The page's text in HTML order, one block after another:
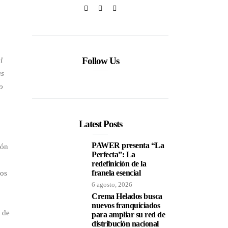
de
Follow Us
Latest Posts
PAWER presenta “La
Perfecta”: La
redefinición de la
franela esencial
6 agosto, 2026
Crema Helados busca
nuevos franquiciados
para ampliar su red de
distribución nacional